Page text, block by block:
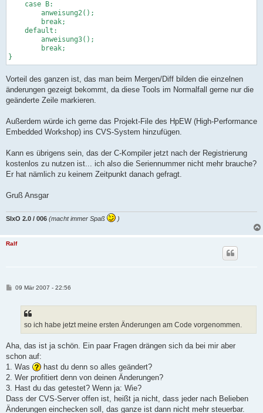
    case B:
        anweisung2();
        break;
    default:
        anweisung3();
        break;
}
Vorteil des ganzen ist, das man beim Mergen/Diff bilden die einzelnen
änderungen gezeigt bekommt, da diese Tools im Normalfall gerne nur die
geänderte Zeile markieren.
Außerdem würde ich gerne das Projekt-File des HpEW (High-Performance
Embedded Workshop) ins CVS-System hinzufügen.
Kann es übrigens sein, das der C-Kompiler jetzt nach der Registrierung
kostenlos zu nutzen ist... ich also die Seriennummer nicht mehr brauche?
Er hat nämlich zu keinem Zeitpunkt danach gefragt.
Gruß Ansgar
SIxO 2.0 / 006 (macht immer Spaß )
Ralf
B09 Mär 2007 - 22:56
so ich habe jetzt meine ersten Änderungen am Code vorgenommen.
Aha, das ist ja schön. Ein paar Fragen drängen sich da bei mir aber
schon auf:
1. Was
hast du denn so alles geändert?
2. Wer profitiert denn von deinen Änderungen?
3. Hast du das getestet? Wenn ja: Wie?
Dass der CVS-Server offen ist, heißt ja nicht, dass jeder nach Belieben
Änderungen einchecken soll, das ganze ist dann nicht mehr steuerbar.